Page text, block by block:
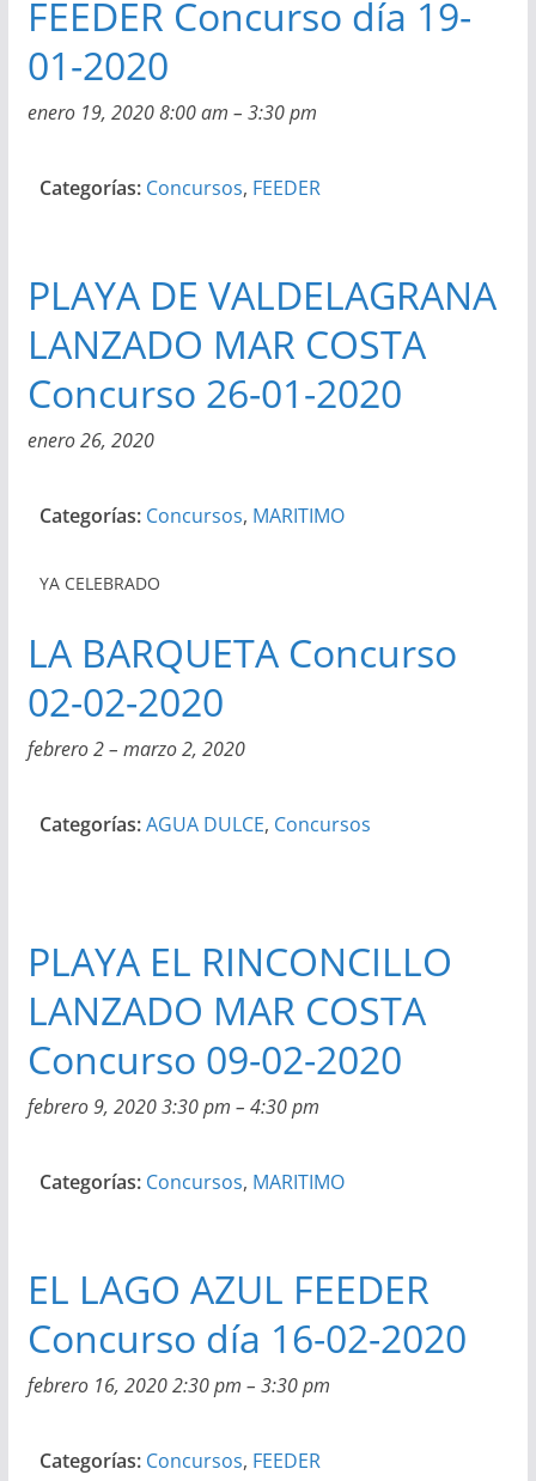
FEEDER Concurso día 19-
01-2020
enero 19, 2020 8:00 am – 3:30 pm
Categorías: Concursos, FEEDER
PLAYA DE VALDELAGRANA
LANZADO MAR COSTA
Concurso 26-01-2020
enero 26, 2020
Categorías: Concursos, MARITIMO
YA CELEBRADO
LA BARQUETA Concurso
02-02-2020
febrero 2– marzo 2, 2020
Categorías:AGUA DULCE, Concursos
PLAYA EL RINCONCILLO
LANZADO MAR COSTA
Concurso 09-02-2020
febrero 9, 2020 3:30 pm – 4:30 pm
Categorías: Concursos, MARITIMO
EL LAGO AZUL FEEDER
Concurso día 16-02-2020
febrero 16, 2020 2:30 pm – 3:30 pm
Categorías: Concursos, FEEDER